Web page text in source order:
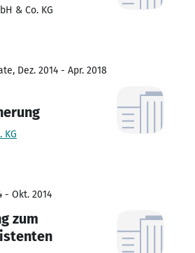
& Co. KG
Dez. 2014 - Apr. 2018
KG
- Okt. 2014
zum